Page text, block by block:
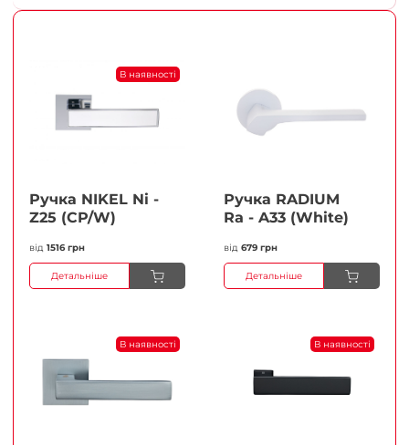
В наявності
Ручка NIKEL Ni -
Z25 (CP/W)
від 1516 грн
Детальніше
Ручка RADIUM
Ra - A33 (White)
від 679 грн
Детальніше
В наявності В наявності